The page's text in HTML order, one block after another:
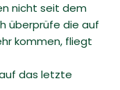
nicht seit dem
überprüfe die auf
kommen, fliegt
das letzte